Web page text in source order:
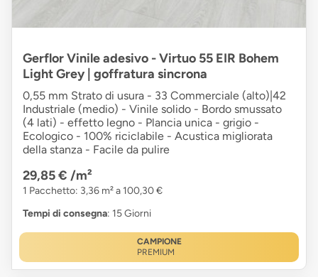
Gerflor Vinile adesivo - Virtuo 55 EIR Bohem
Light Grey | goffratura sincrona
0,55 mm Strato di usura - 33 Commerciale (alto)|42
Industriale (medio) - Vinile solido - Bordo smussato
(4 lati) - effetto legno - Plancia unica - grigio -
Ecologico - 100% riciclabile - Acustica migliorata
della stanza - Facile da pulire
29,85 € /m²
1 Pacchetto: 3,36 m² a 100,30 €
Tempi di consegna: 15 Giorni
CAMPIONE
PREMIUM